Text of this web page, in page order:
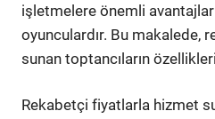
işletmelere önemli
oyunculardır. Bu makalede,
sunan toptancıların
Rekabetçi fiyatlarla hizmet